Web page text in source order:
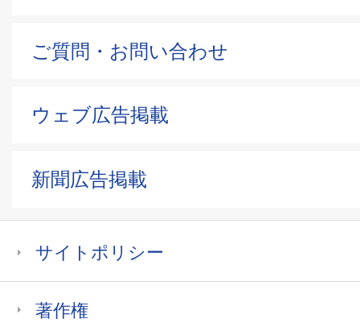
ご質問・お問い合わせ
ウェブ広告掲載
新聞広告掲載
サイトポリシー
著作権